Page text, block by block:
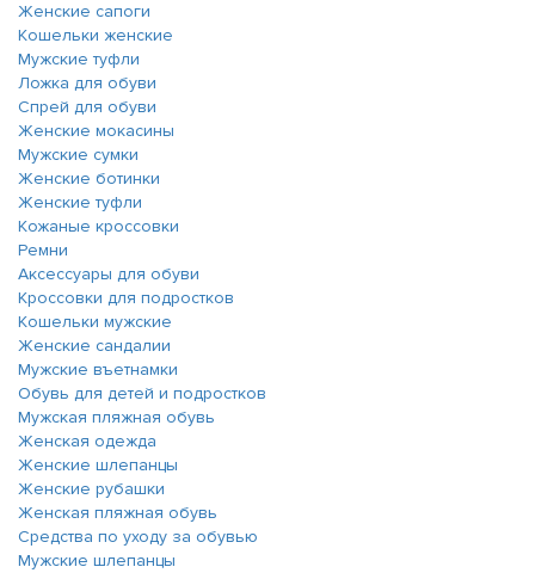
Женские сапоги
Кошельки женские
Мужские туфли
Ложка для обуви
Спрей для обуви
Женские мокасины
Мужские сумки
Женские ботинки
Женские туфли
Кожаные кроссовки
Ремни
Аксессуары для обуви
Кроссовки для подростков
Кошельки мужские
Женские сандалии
Мужские въетнамки
Обувь для детей и подростков
Мужская пляжная обувь
Женская одежда
Женские шлепанцы
Женские рубашки
Женская пляжная обувь
Средства по уходу за обувью
Мужские шлепанцы